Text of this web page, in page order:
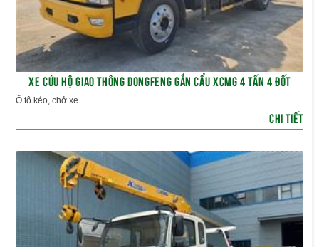
XE CỨU HỘ GIAO THÔNG DONGFENG GẮN CẨU XCMG 4 TẤN 4 ĐỐT
Ô tô kéo, chở xe
CHI TIẾT